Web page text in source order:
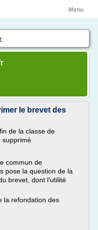
Menu
le brevet des
de la classe de
supprimé
commun de
pose la question de la
brevet, dont l'utilité
la refondation des